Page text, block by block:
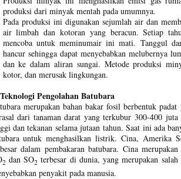
produksi dari minyak mentah pada umumnya.
Pada produksi ini digunakan sejumlah air dan
air limbah dan kotoran yang beracun. Setiap
mencoba untuk meminumair ini mati. Tanggul
hancur sehingga dapat menyebabkan melubernya
dan ke dalam aliran sungai. Metode produksi
kotor, dan merusak lingkungan.
Pengolahan Batubara
merupakan bahan bakar fosil berbentuk
dari tanaman darat yang terkubur 300-400
dan tekanan selama jutaan tahun. Saat ini ada
untuk menghasilkan listrik. Cina, Amerika
dalam pembakaran batubara. Cina
2 dan SO2 terbesar di dunia, yang merupakan
penyakit pada manusia.